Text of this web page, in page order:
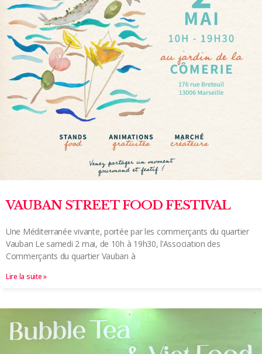
VAUBAN STREET FOOD FESTIVAL
Une Méditerranée vivante, portée par les commerçants du quartier
Vauban Le samedi 2 mai, de 10h à 19h30, l’Association des
Commerçants du quartier Vauban à
Lire la suite »